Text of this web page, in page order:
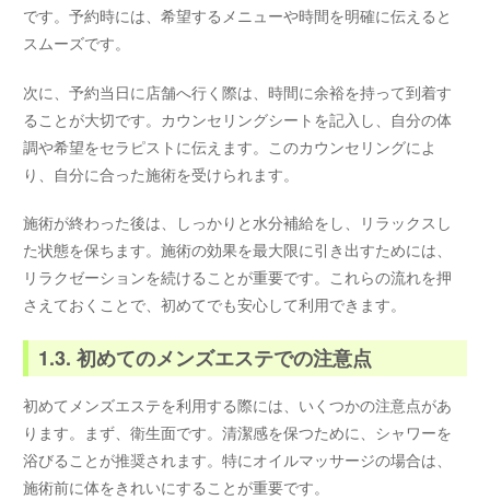
です。予約時には、希望するメニューや時間を明確に伝えると
スムーズです。
次に、予約当日に店舗へ行く際は、時間に余裕を持って到着す
ることが大切です。カウンセリングシートを記入し、自分の体
調や希望をセラピストに伝えます。このカウンセリングによ
り、自分に合った施術を受けられます。
施術が終わった後は、しっかりと水分補給をし、リラックスし
た状態を保ちます。施術の効果を最大限に引き出すためには、
リラクゼーションを続けることが重要です。これらの流れを押
さえておくことで、初めてでも安心して利用できます。
1.3. 初めてのメンズエステでの注意点
初めてメンズエステを利用する際には、いくつかの注意点があ
ります。まず、衛生面です。清潔感を保つために、シャワーを
浴びることが推奨されます。特にオイルマッサージの場合は、
施術前に体をきれいにすることが重要です。